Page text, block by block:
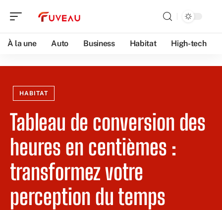
À la une Auto Business Habitat High-tech
HABITAT
Tableau de conversion des
heures en centièmes :
transformez votre
perception du temps